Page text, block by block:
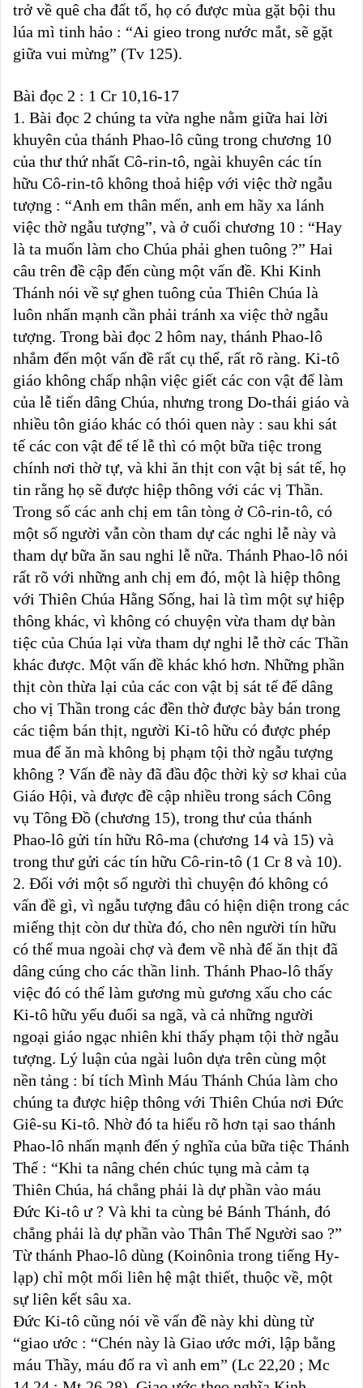
trở về quê cha đất tổ, họ có được mùa gặt bội thu
lúa mì tinh hảo : “Ai gieo trong nước mắt, sẽ gặt
giữa vui mừng” (Tv 125).
Bài đọc 2 : 1 Cr 10,16-17
1. Bài đọc 2 chúng ta vừa nghe nằm giữa hai lời
khuyên của thánh Phao-lô cũng trong chương 10
của thư thứ nhất Cô-rin-tô, ngài khuyên các tín
hữu Cô-rin-tô không thoả hiệp với việc thờ ngẫu
tượng : “Anh em thân mến, anh em hãy xa lánh
việc thờ ngẫu tượng”, và ở cuối chương 10 : “Hay
là ta muốn làm cho Chúa phải ghen tuông ?” Hai
câu trên đề cập đến cùng một vấn đề. Khi Kinh
Thánh nói về sự ghen tuông của Thiên Chúa là
luôn nhấn mạnh cần phải tránh xa việc thờ ngẫu
tượng. Trong bài đọc 2 hôm nay, thánh Phao-lô
nhắm đến một vấn đề rất cụ thể, rất rõ ràng. Ki-tô
giáo không chấp nhận việc giết các con vật để làm
của lễ tiến dâng Chúa, nhưng trong Do-thái giáo và
nhiều tôn giáo khác có thói quen này : sau khi sát
tế các con vật để tế lễ thì có một bữa tiệc trong
chính nơi thờ tự, và khi ăn thịt con vật bị sát tế, họ
tin rằng họ sẽ được hiệp thông với các vị Thần.
Trong số các anh chị em tân tòng ở Cô-rin-tô, có
một số người vẫn còn tham dự các nghi lễ này và
tham dự bữa ăn sau nghi lễ nữa. Thánh Phao-lô nói
rất rõ với những anh chị em đó, một là hiệp thông
với Thiên Chúa Hằng Sống, hai là tìm một sự hiệp
thông khác, vì không có chuyện vừa tham dự bàn
tiệc của Chúa lại vừa tham dự nghi lễ thờ các Thần
khác được. Một vấn đề khác khó hơn. Những phần
thịt còn thừa lại của các con vật bị sát tế để dâng
cho vị Thần trong các đền thờ được bày bán trong
các tiệm bán thịt, người Ki-tô hữu có được phép
mua để ăn mà không bị phạm tội thờ ngẫu tượng
không ? Vấn đề này đã đầu độc thời kỳ sơ khai của
Giáo Hội, và được đề cập nhiều trong sách Công
vụ Tông Đồ (chương 15), trong thư của thánh
Phao-lô gửi tín hữu Rô-ma (chương 14 và 15) và
trong thư gửi các tín hữu Cô-rin-tô (1 Cr 8 và 10).
2. Đối với một số người thì chuyện đó không có
vấn đề gì, vì ngẫu tượng đâu có hiện diện trong các
miếng thịt còn dư thừa đó, cho nên người tín hữu
có thể mua ngoài chợ và đem về nhà để ăn thịt đã
dâng cúng cho các thần linh. Thánh Phao-lô thấy
việc đó có thể làm gương mù gương xấu cho các
Ki-tô hữu yếu đuối sa ngã, và cả những người
ngoại giáo ngạc nhiên khi thấy phạm tội thờ ngẫu
tượng. Lý luận của ngài luôn dựa trên cùng một
nền tảng : bí tích Mình Máu Thánh Chúa làm cho
chúng ta được hiệp thông với Thiên Chúa nơi Đức
Giê-su Ki-tô. Nhờ đó ta hiểu rõ hơn tại sao thánh
Phao-lô nhấn mạnh đến ý nghĩa của bữa tiệc Thánh
Thể : “Khi ta nâng chén chúc tụng mà cảm tạ
Thiên Chúa, há chẳng phải là dự phần vào máu
Đức Ki-tô ư ? Và khi ta cùng bẻ Bánh Thánh, đó
chẳng phải là dự phần vào Thân Thể Người sao ?”
Từ thánh Phao-lô dùng (Koinônia trong tiếng Hy-
lạp) chỉ một mối liên hệ mật thiết, thuộc về, một
sự liên kết sâu xa.
Đức Ki-tô cũng nói về vấn đề này khi dùng từ
“giao ước : “Chén này là Giao ước mới, lập bằng
máu Thầy, máu đổ ra vì anh em” (Lc 22,20 ; Mc